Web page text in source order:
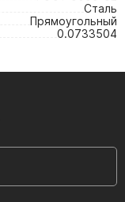
Сталь
Прямоугольный
0.0733504